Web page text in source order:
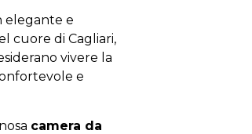
elegante e
cuore di Cagliari,
vivere la
e
camera da